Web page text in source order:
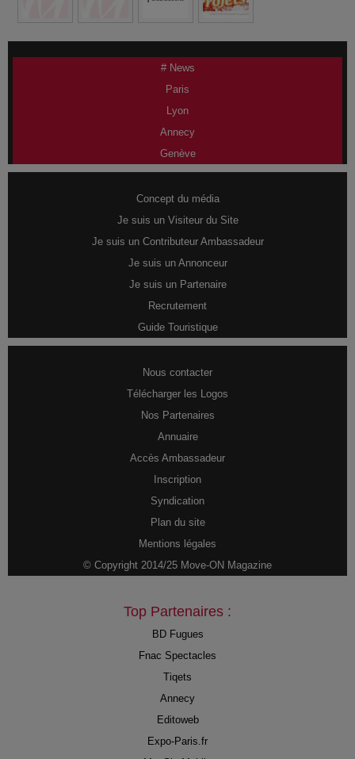
# News
Paris
Lyon
Annecy
Genève
Concept du média
Je suis un Visiteur du Site
Je suis un Contributeur Ambassadeur
Je suis un Annonceur
Je suis un Partenaire
Recrutement
Guide Touristique
Nous contacter
Télécharger les Logos
Nos Partenaires
Annuaire
Accès Ambassadeur
Inscription
Syndication
Plan du site
Mentions légales
© Copyright 2014/25 Move-ON Magazine
Top Partenaires :
BD Fugues
Fnac Spectacles
Tiqets
Annecy
Editoweb
Expo-Paris.fr